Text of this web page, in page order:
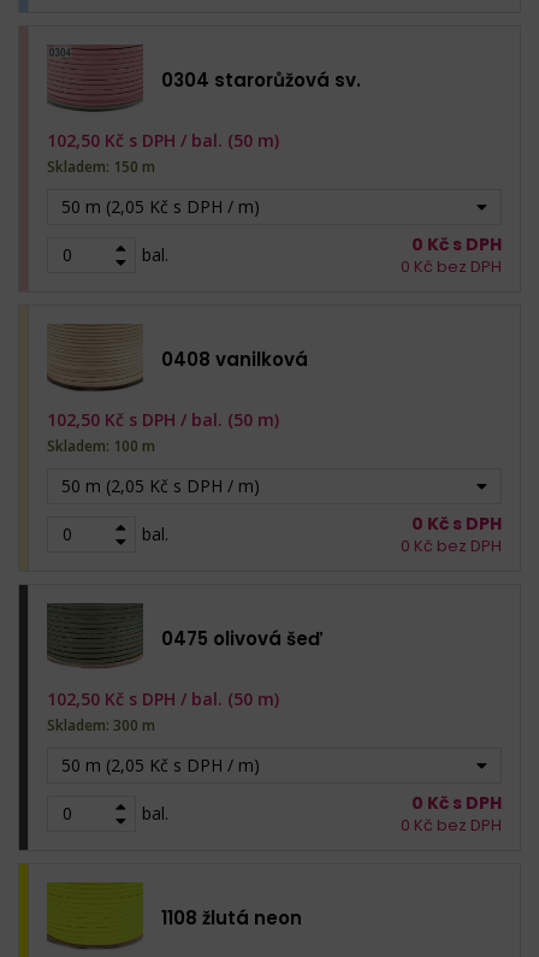
0304 starorůžová sv.
50 m (2,05 Kč s DPH / m)
bal.
102,50 Kč s DPH / bal. (50 m)
Skladem: 150 m
0 Kč s DPH
0 Kč bez DPH
0408 vanilková
50 m (2,05 Kč s DPH / m)
bal.
102,50 Kč s DPH / bal. (50 m)
Skladem: 100 m
0 Kč s DPH
0 Kč bez DPH
0475 olivová šeď
50 m (2,05 Kč s DPH / m)
bal.
102,50 Kč s DPH / bal. (50 m)
Skladem: 300 m
0 Kč s DPH
0 Kč bez DPH
1108 žlutá neon